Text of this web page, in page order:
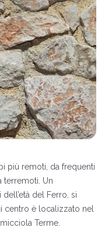
più remoti, da frequenti
terremoti. Un
del Ferro, si
centro è localizzato nel
Terme.